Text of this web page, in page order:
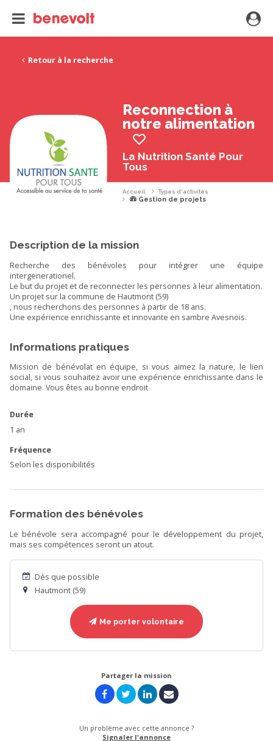
Retour à la recherche
Reconnection à
notre alimentation
La Nutrition Santé Pour
Tous
Accueil Types d'activités
Gestion de projets
Description de la mission
Recherche des bénévoles pour intégrer une équipe
intergenerationel.
Le but du projet et de reconnecter les personnes à leur alimentation.
Un projet sur la commune de Hautmont (59)
, nous recherchons des personnes à partir de 18 ans.
Une expérience enrichissante et innovante en sambre Avesnois.
Informations pratiques
Mission de bénévolat en équipe, si vous aimez la nature, le lien
social, si vous souhaitez avoir une expérience enrichissante dans le
domaine. Vous êtes au bonne endroit
Durée
1 an
Fréquence
Selon les disponibilités
Formation des bénévoles
Le bénévole sera accompagné pour le développement du projet,
mais ses compétences seront un atout.
Dès que possible
Hautmont (59)
Me porter volontaire
Partager la mission
Un problème avec cette annonce ?
Signaler l'annonce